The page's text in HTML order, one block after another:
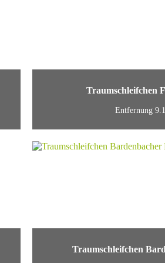
Traumschleifchen
Entfernung
Traumschleifchen